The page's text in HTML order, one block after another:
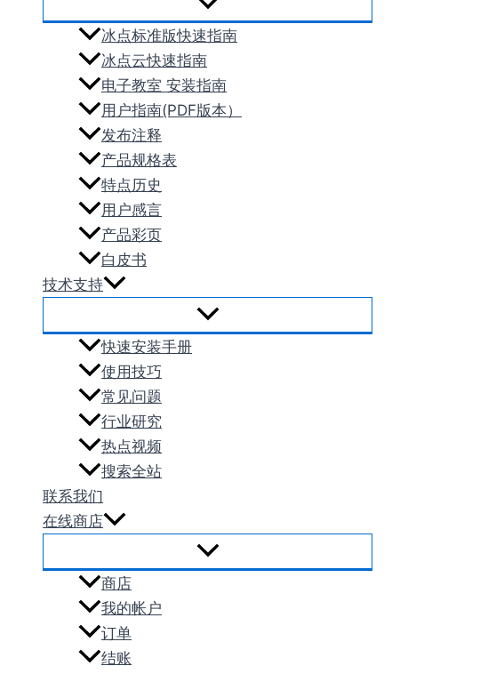
冰点标准版快速指南
冰点云快速指南
电子教室 安装指南
用户指南(PDF版本）
发布注释
产品规格表
特点历史
用户感言
产品彩页
白皮书
技术支持
快速安装手册
使用技巧
常见问题
行业研究
热点视频
搜索全站
联系我们
在线商店
商店
我的帐户
订单
结账